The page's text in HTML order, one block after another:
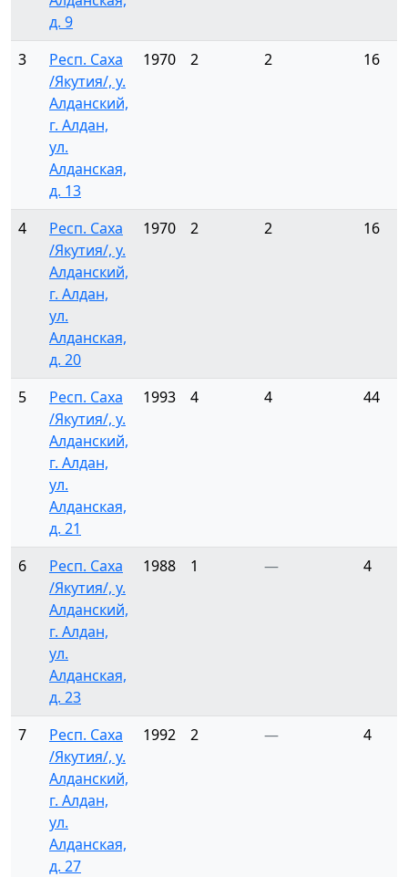
д. 9
3
Респ. Саха
/Якутия/, у.
Алданский,
г. Алдан,
ул.
Алданская,
д. 13
1970 2 2 16
4
Респ. Саха
/Якутия/, у.
Алданский,
г. Алдан,
ул.
Алданская,
д. 20
1970 2 2 16
5
Респ. Саха
/Якутия/, у.
Алданский,
г. Алдан,
ул.
Алданская,
д. 21
1993 4 4 44
6
Респ. Саха
/Якутия/, у.
Алданский,
г. Алдан,
ул.
Алданская,
д. 23
1988 1 — 4
7
Респ. Саха
/Якутия/, у.
Алданский,
г. Алдан,
ул.
Алданская,
д. 27
1992 2 — 4